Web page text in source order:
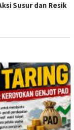
Susur dan Resik